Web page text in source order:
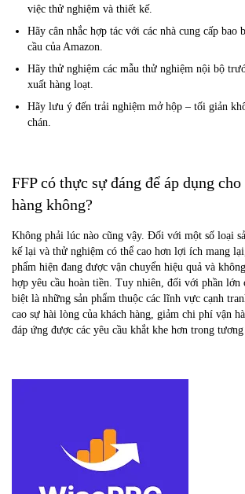
việc thử nghiệm và thiết kế.
Hãy cân nhắc hợp tác với các nhà cung cấp bao
cầu của Amazon.
Hãy thử nghiệm các mẫu thử nghiệm nội bộ
xuất hàng loạt.
Hãy lưu ý đến trải nghiệm mở hộp – tối giản
chán.
FFP có thực sự đáng để áp dụng
hàng không?
Không phải lúc nào cũng vậy. Đối với một số loại
kế lại và thử nghiệm có thể cao hơn lợi ích mang
phẩm hiện đang được vận chuyển hiệu quả và
hợp yêu cầu hoàn tiền. Tuy nhiên, đối với phần lớn
biệt là những sản phẩm thuộc các lĩnh vực cạnh
cao sự hài lòng của khách hàng, giảm chi phí vận
đáp ứng được các yêu cầu khắt khe hơn trong tương